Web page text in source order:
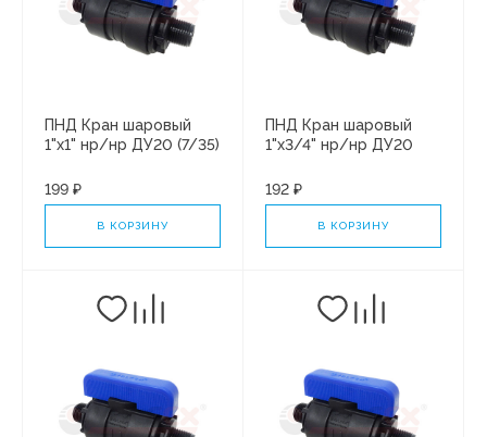
ПНД Кран шаровый
1"х1" нр/нр ДУ20 (7/35)
199 ₽
В КОРЗИНУ
ПНД Кран шаровый
1"х3/4" нр/нр ДУ20
192 ₽
В КОРЗИНУ